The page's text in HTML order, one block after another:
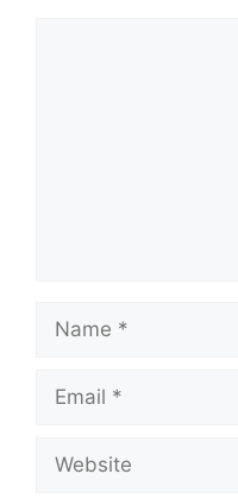
Name
Email
Website